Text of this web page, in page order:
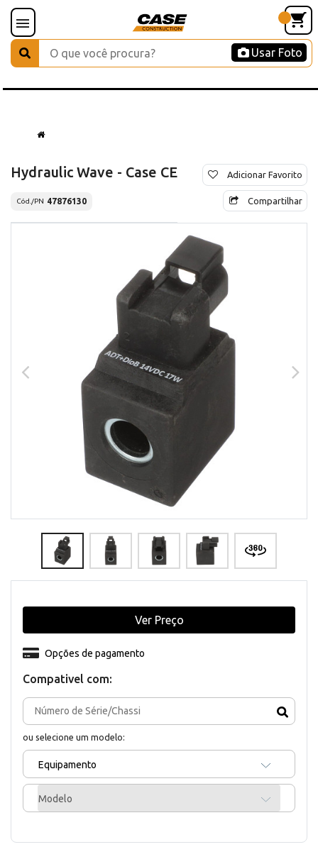
Usar Foto
Hydraulic Wave - Case CE
Cód./PN 47876130
Adicionar Favorito
Compartilhar
Compativel com:
ou selecione um modelo:
Equipamento
Modelo
Opções de pagamento
Ver Preço